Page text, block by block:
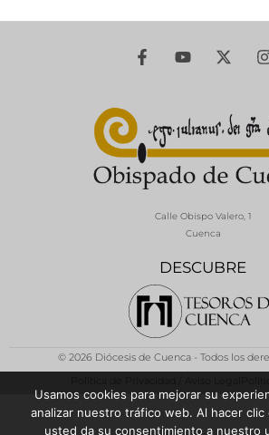
DESCUBRE
Calle Obispo Valero, 1
Cuenca
© 2026 Diócesis de Cuenca - Todos los
Usamos cookies para mejorar su
analizar nuestro tráfico web. Al hacer clic
usted da su consentimiento a nuestro